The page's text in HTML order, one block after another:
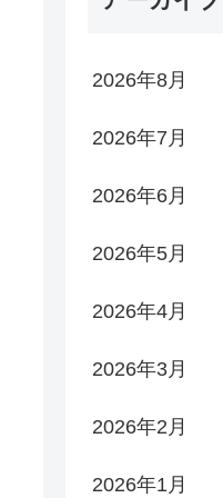
2026年8月
2026年7月
2026年6月
2026年5月
2026年4月
2026年3月
2026年2月
2026年1月